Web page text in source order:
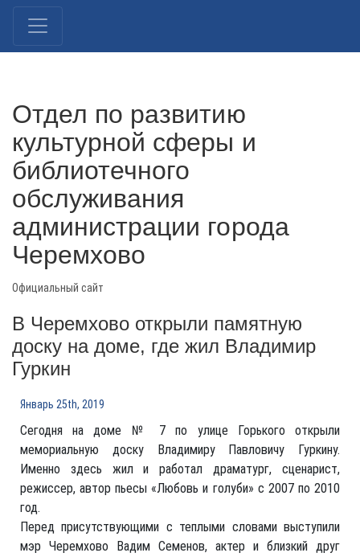
Отдел по развитию
культурной сферы и
библиотечного
обслуживания
администрации города
Черемхово
Официальный сайт
В Черемхово открыли памятную
доску на доме, где жил Владимир
Гуркин
Январь 25th, 2019
Сегодня на доме № 7 по улице Горького открыли
мемориальную доску Владимиру Павловичу Гуркину.
Именно здесь жил и работал драматург, сценарист,
режиссер, автор пьесы «Любовь и голуби» с 2007 по 2010
год.
Перед присутствующими с теплыми словами выступили
мэр Черемхово Вадим Семенов, актер и близкий друг